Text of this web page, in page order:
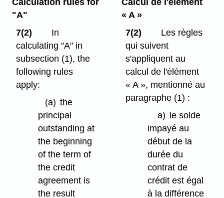
Calculation rules for
"A"
7(2)
In
calculating "A" in
subsection (1), the
following rules
apply:
(a) the
principal
outstanding at
the beginning
of the term of
the credit
agreement is
the result
Calcul de l'élément
« A »
7(2)
Les règles
qui suivent
s'appliquent au
calcul de l'élément
« A », mentionné au
paragraphe (1) :
a) le solde
impayé au
début de la
durée du
contrat de
crédit est égal
à la différence